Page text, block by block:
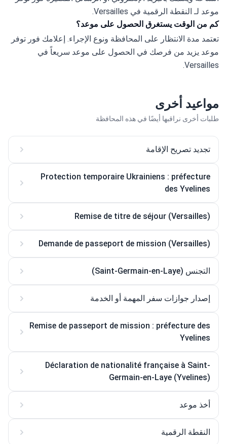
موعد لـ النقطة الرقمية في Versailles.
كم من الوقت يستغرق الحصول على موعد؟
Versailles.
مواعيد أخرى
طلبات أخرى نراقبها أيضًا في هذه المحافظة
تجديد تصريح الإقامة
Protection temporaire Ukrainiens : préfecture
des Yvelines
Remise de titre de séjour (Versailles)
Demande de passeport de mission (Versailles)
التجنس (Saint-Germain-en-Laye)
إصدار جوازات سفر المهمة أو الخدمة
Remise de passeport de mission : préfecture des
Yvelines
Déclaration de nationalité française à Saint-
Germain-en-Laye (Yvelines)
أخذ موعد
النقطة الرقمية